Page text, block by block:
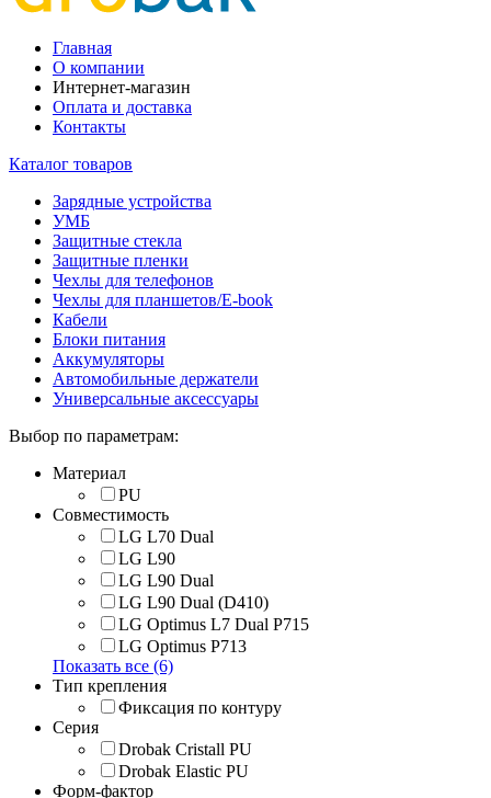
Главная
О компании
Интернет-магазин
Оплата и доставка
Контакты
Каталог товаров
Зарядные устройства
УМБ
Защитные стекла
Защитные пленки
Чехлы для телефонов
Чехлы для планшетов/E-book
Кабели
Блоки питания
Аккумуляторы
Автомобильные держатели
Универсальные аксессуары
Выбор по параметрам:
Материал
PU
Совместимость
LG L70 Dual
LG L90
LG L90 Dual
LG L90 Dual (D410)
LG Optimus L7 Dual P715
LG Optimus P713
Показать все (6)
Тип крепления
Фиксация по контуру
Серия
Drobak Cristall PU
Drobak Elastic PU
Форм-фактор